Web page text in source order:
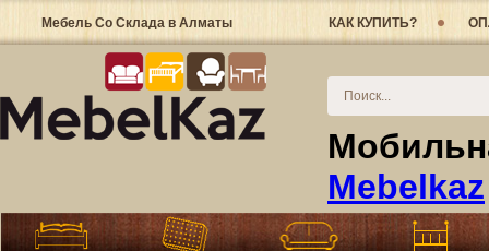
Мебель Со Склада в Алматы КАК КУПИТЬ?
Mebelkaz